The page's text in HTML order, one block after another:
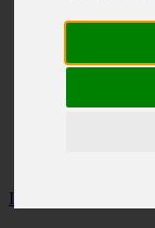
destinos
lanzarote
monumentos
Inicio